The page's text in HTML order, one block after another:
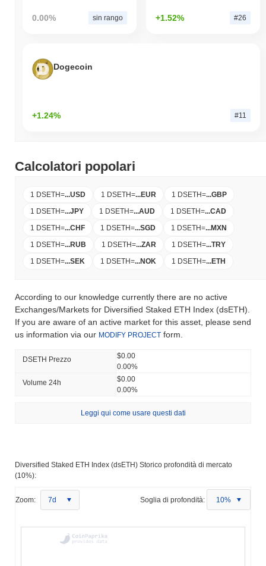
0.00% sin rango +1.52% #26
Dogecoin
+1.24% #11
Calcolatori popolari
1 DSETH=...USD 1 DSETH=...EUR 1 DSETH=...GBP
1 DSETH=...JPY 1 DSETH=...AUD 1 DSETH=...CAD
1 DSETH=...CHF 1 DSETH=...SGD 1 DSETH=...MXN
1 DSETH=...RUB 1 DSETH=...ZAR 1 DSETH=...TRY
1 DSETH=...SEK 1 DSETH=...NOK 1 DSETH=...ETH
According to our knowledge currently there are no active
Exchanges/Markets for Diversified Staked ETH Index (dsETH).
If you are aware of an active market for this asset, please send
us information via our MODIFY PROJECT form.
DSETH Prezzo
$0.00
0.00%
Volume 24h
$0.00
0.00%
Leggi qui come usare questi dati
Diversified Staked ETH Index (dsETH) Storico profondità di mercato
(10%):
Zoom: 7d Soglia di profondità: 10%